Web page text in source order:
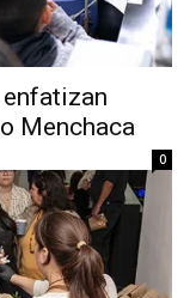
enfatizan
Menchaca
0